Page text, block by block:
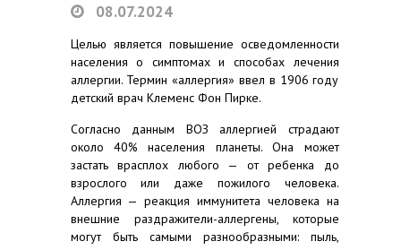
08.07.2024
Целью является повышение осведомленности
населения о симптомах и способах лечения
аллергии. Термин «аллергия» ввел в 1906 году
детский врач Клеменс Фон Пирке.
Согласно данным ВОЗ аллергией страдают
около 40% населения планеты. Она может
застать врасплох любого — от ребенка до
взрослого или даже пожилого человека.
Аллергия — реакция иммунитета человека на
внешние раздражители-аллергены, которые
могут быть самыми разнообразными: пыль,